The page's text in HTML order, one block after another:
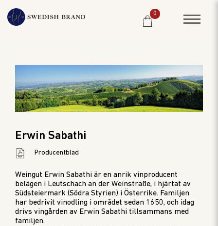
RESTAURANG
SYSTEMBOLAGET
WINE CLUB
OM OSS
KUNDPORTRÄTT
PRISLISTA
0
Erwin Sabathi
Producentblad
Weingut Erwin Sabathi är en anrik vinproducent
belägen i Leutschach an der Weinstraße, i hjärtat av
Südsteiermark (Södra Styrien) i Österrike. Familjen
har bedrivit vinodling i området sedan 1650, och idag
drivs vingården av Erwin Sabathi tillsammans med
familjen.